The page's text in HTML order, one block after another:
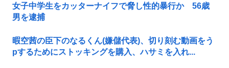
女子中学生をカッターナイフで脅し性的暴行か 56歳
男を逮捕
暇空茜の臣下のなるくん(嫌儲代表)、切り刻む動画をう
pするためにストッキングを購入、ハサミを入れ...